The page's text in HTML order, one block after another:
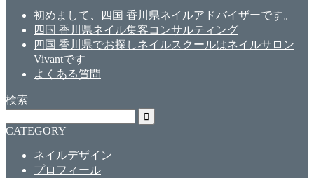
初めまして、四国 香川県ネイルアドバイザーです。
四国 香川県ネイル集客コンサルティング
四国 香川県でお探しネイルスクールはネイルサロン
Vivantです
よくある質問
検索
CATEGORY
ネイルデザイン
プロフィール